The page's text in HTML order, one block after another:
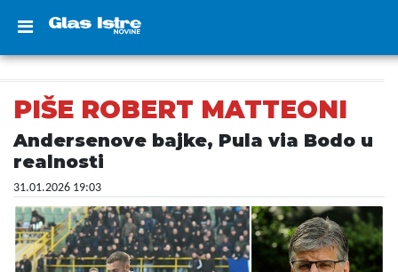
PIŠE ROBERT MATTEONI
Andersenove bajke, Pula via Bodo u
realnosti
31.01.2026 19:03